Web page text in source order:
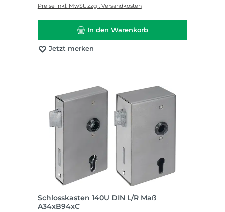
Preise inkl. MwSt. zzgl. Versandkosten
In den Warenkorb
Jetzt merken
Schlosskasten 140U DIN L/R Maß
A34xB94xC